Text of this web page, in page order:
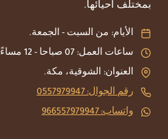
بمختلف أحيائها.
الأيام: من السبت - الجمعة.
ساعات العمل: 07 صباحا - 12 مساءً.
العنوان: الشوقية، مكة.
رقم الجوال: 0557979947
واتساب: 966557979947